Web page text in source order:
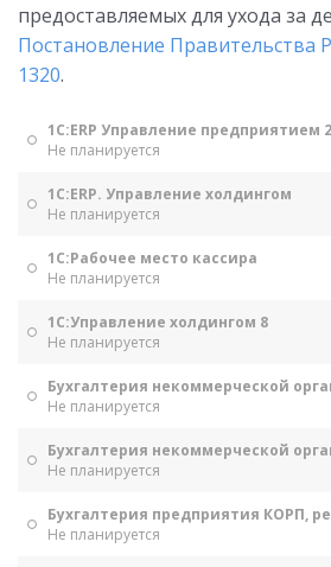
предоставляемых для ухода за
Постановление Правительства
1320.
1С:ERP Управление предприятием
Не планируется
1С:ERP. Управление холдингом
Не планируется
1С:Рабочее место кассира
Не планируется
1С:Управление холдингом 8
Не планируется
Бухгалтерия некоммерческой
Не планируется
Бухгалтерия некоммерческой
Не планируется
Бухгалтерия предприятия КОРП,
Не планируется